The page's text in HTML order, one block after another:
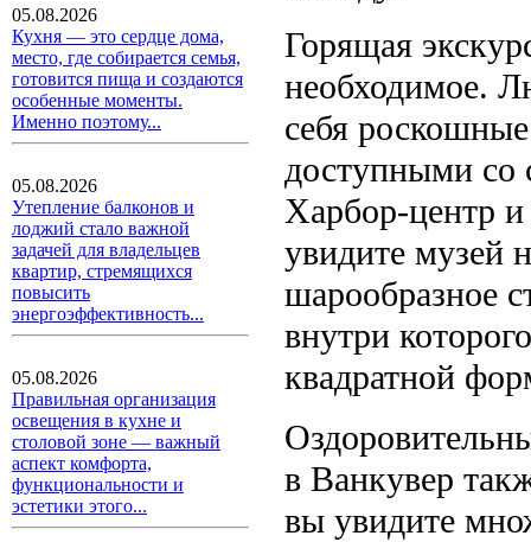
05.08.2026
Кухня — это сердце дома,
место, где собирается семья,
готовится пища и создаются
особенные моменты.
Именно поэтому...
05.08.2026
Утепление балконов и
лоджий стало важной
задачей для владельцев
квартир, стремящихся
повысить
энергоэффективность...
05.08.2026
Правильная организация
освещения в кухне и
столовой зоне — важный
аспект комфорта,
функциональности и
эстетики этого...
Горящая
необходимое.
себя
доступными со
Харбор-центр и
увидите музей
шарообразное
внутри
квадратной
в Ванкувер
вы увидите